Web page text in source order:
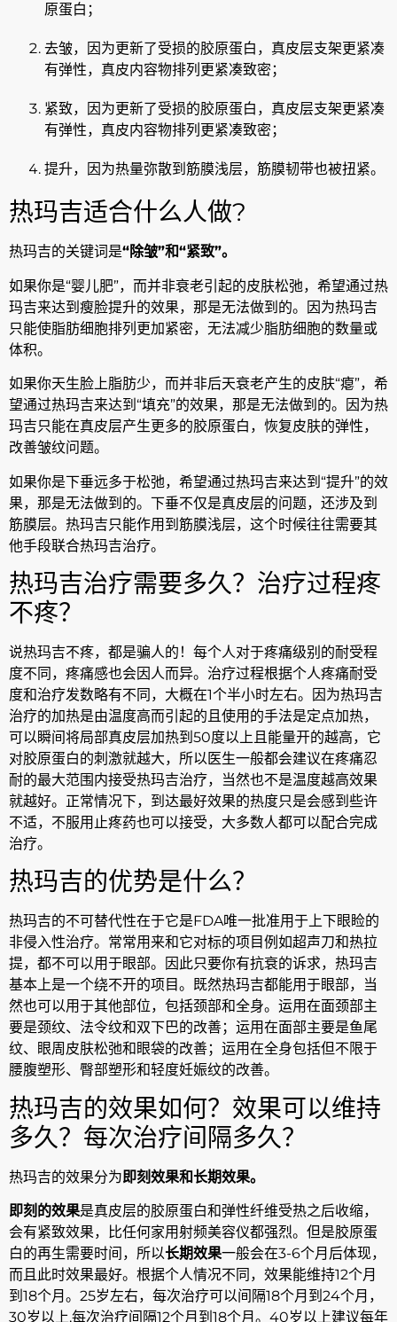
原蛋白；
去皱，因为更新了受损的胶原蛋白，真皮层支架更紧凑
有弹性，真皮内容物排列更紧凑致密；
紧致，因为更新了受损的胶原蛋白，真皮层支架更紧凑
有弹性，真皮内容物排列更紧凑致密；
提升，因为热量弥散到筋膜浅层，筋膜韧带也被扭紧。
热玛吉适合什么人做?
热玛吉的关键词是“除皱”和“紧致”。
如果你是“婴儿肥”，而并非衰老引起的皮肤松弛，希望通过热
玛吉来达到瘦脸提升的效果，那是无法做到的。因为热玛吉
只能使脂肪细胞排列更加紧密，无法减少脂肪细胞的数量或
体积。
如果你天生脸上脂肪少，而并非后天衰老产生的皮肤“瘪”，希
望通过热玛吉来达到“填充”的效果，那是无法做到的。因为热
玛吉只能在真皮层产生更多的胶原蛋白，恢复皮肤的弹性，
改善皱纹问题。
如果你是下垂远多于松弛，希望通过热玛吉来达到“提升”的效
果，那是无法做到的。下垂不仅是真皮层的问题，还涉及到
筋膜层。热玛吉只能作用到筋膜浅层，这个时候往往需要其
他手段联合热玛吉治疗。
热玛吉治疗需要多久？治疗过程疼
不疼？
说热玛吉不疼，都是骗人的！每个人对于疼痛级别的耐受程
度不同，疼痛感也会因人而异。治疗过程根据个人疼痛耐受
度和治疗发数略有不同，大概在1个半小时左右。因为热玛吉
治疗的加热是由温度高而引起的且使用的手法是定点加热，
可以瞬间将局部真皮层加热到50度以上且能量开的越高，它
对胶原蛋白的刺激就越大，所以医生一般都会建议在疼痛忍
耐的最大范围内接受热玛吉治疗，当然也不是温度越高效果
就越好。正常情况下，到达最好效果的热度只是会感到些许
不适，不服用止疼药也可以接受，大多数人都可以配合完成
治疗。
热玛吉的优势是什么？
热玛吉的不可替代性在于它是FDA唯一批准用于上下眼睑的
非侵入性治疗。常常用来和它对标的项目例如超声刀和热拉
提，都不可以用于眼部。因此只要你有抗衰的诉求，热玛吉
基本上是一个绕不开的项目。既然热玛吉都能用于眼部，当
然也可以用于其他部位，包括颈部和全身。运用在面颈部主
要是颈纹、法令纹和双下巴的改善；运用在面部主要是鱼尾
纹、眼周皮肤松弛和眼袋的改善；运用在全身包括但不限于
腰腹塑形、臀部塑形和轻度妊娠纹的改善。
热玛吉的效果如何？效果可以维持
多久？每次治疗间隔多久？
热玛吉的效果分为 即刻效果和长期效果。
即刻的效果是真皮层的胶原蛋白和弹性纤维受热之后收缩，
会有紧致效果，比任何家用射频美容仪都强烈。但是胶原蛋
白的再生需要时间，所以长期效果一般会在3-6个月后体现，
而且此时效果最好。根据个人情况不同，效果能维持12个月
到18个月。25岁左右，每次治疗可以间隔18个月到24个月，
30岁以上,每次治疗间隔12个月到18个月。40岁以上建议每年